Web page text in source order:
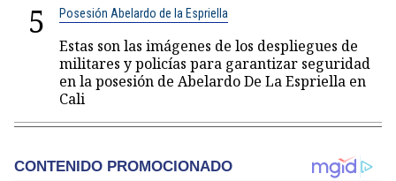
5 Posesión Abelardo de la Espriella
Estas son las imágenes de los despliegues de
militares y policías para garantizar seguridad
en la posesión de Abelardo De La Espriella en
Cali